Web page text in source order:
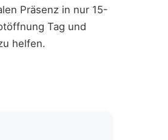
Präsenz in nur 15-
Tag und
helfen.